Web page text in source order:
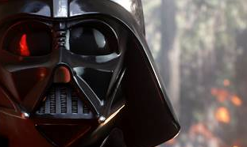
มขั้นต่ำของเกม StarWars
สงครามอวกาศที่ภาพสวยที่สุด
ณอยากเล่นเกม StarWars Battlefront คง
กรด PC กันแล้ว
| 3957 days ago